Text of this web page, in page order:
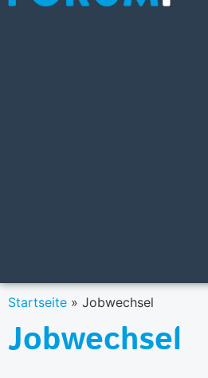
Startseite » Jobwechsel
Jobwechsel